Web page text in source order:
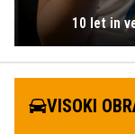
10 let in
VISOKI